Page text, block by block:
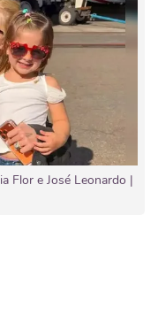
Flor e José Leonardo |